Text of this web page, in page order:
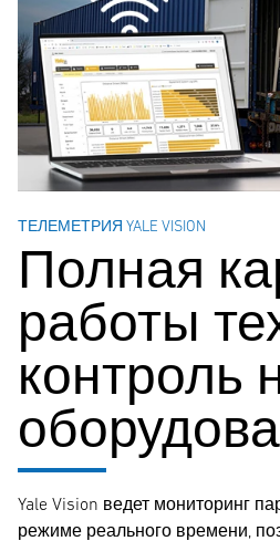
ТЕЛЕМЕТРИЯ YALE VISION
Полная
работы
контроль
Yale Vision ведет мониторинг
режиме реального времени,